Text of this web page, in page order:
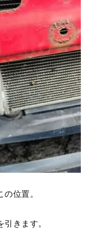
位置。
きます。